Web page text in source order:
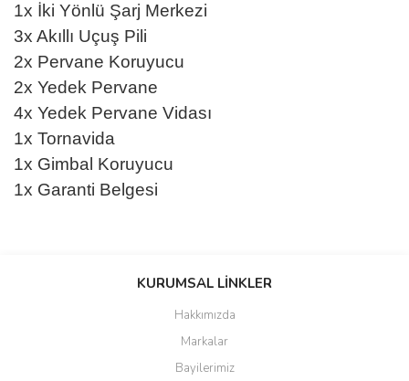
1x İki Yönlü Şarj Merkezi
3x Akıllı Uçuş Pili
2x Pervane Koruyucu
2x Yedek Pervane
4x Yedek Pervane Vidası
1x Tornavida
1x Gimbal Koruyucu
1x Garanti Belgesi
tarafımıza iletebilirsiniz.
Ürün resmi kalitesiz, bozuk veya görüntülenemiyor.
Ürün açıklamasında eksik bilgiler bulunuyor.
KURUMSAL LİNKLER
Hakkımızda
Markalar
Bayilerimiz